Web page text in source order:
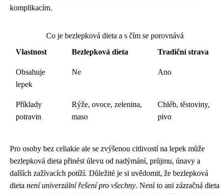
komplikacím.
Co je bezlepková dieta a s čím se porovnává
Vlastnost
Bezlepková dieta Tradiční strava
Obsahuje
lepek
Ne Ano
Příklady
potravin
Rýže, ovoce, zelenina,
maso
Chléb, těstoviny,
pivo
Pro osoby bez celiakie ale se zvýšenou citlivostí na lepek může
bezlepková dieta přinést úlevu od nadýmání, průjmu, únavy a
dalších zažívacích potíží. Důležité je si uvědomit, že bezlepková
dieta není univerzální řešení pro všechny. Není to ani zázračná dieta